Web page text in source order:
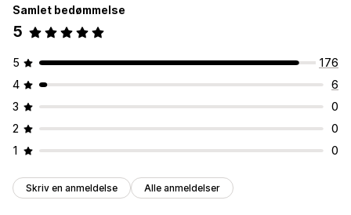
Samlet bedømmelse
5
5
176
4
6
3
0
2
0
1
0
Skriv en anmeldelse Alle anmeldelser